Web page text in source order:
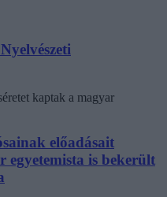
kaptak a magyar
előadásait
is bekerült